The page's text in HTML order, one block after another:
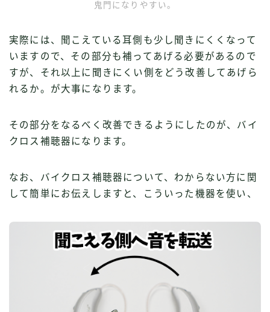
鬼門になりやすい。
実際には、聞こえている耳側も少し聞きにくくなって
いますので、その部分も補ってあげる必要があるので
すが、それ以上に聞きにくい側をどう改善してあげら
れるか。が大事になります。
その部分をなるべく改善できるようにしたのが、バイ
クロス補聴器になります。
なお、バイクロス補聴器について、わからない方に関
して簡単にお伝えしますと、こういった機器を使い、